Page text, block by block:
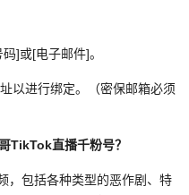
]或[电子邮件]。
以进行绑定。（密保邮箱必须
TikTok直播千粉号？
，包括各种类型的恶作剧、特